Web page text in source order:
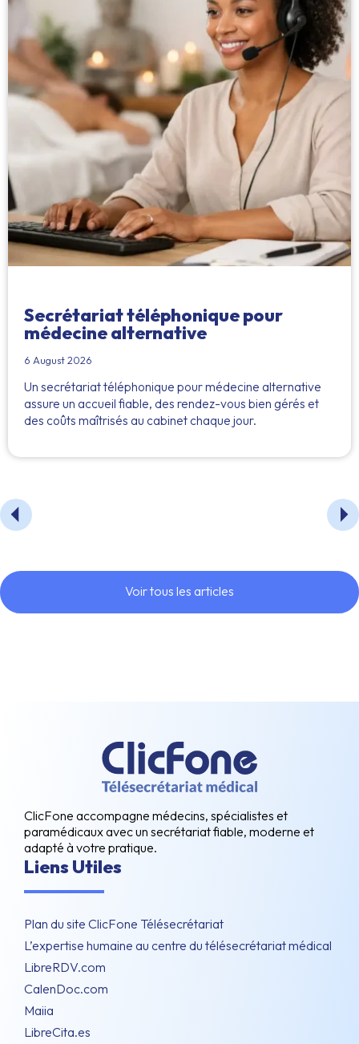
Secrétariat téléphonique pour
médecine alternative
6 August 2026
Un secrétariat téléphonique pour médecine alternative
assure un accueil fiable, des rendez-vous bien gérés et
des coûts maîtrisés au cabinet chaque jour.
Voir tous les articles
ClicFone accompagne médecins, spécialistes et
paramédicaux avec un secrétariat fiable, moderne et
adapté à votre pratique.
Liens Utiles
Plan du site ClicFone Télésecrétariat
L’expertise humaine au centre du télésecrétariat médical
LibreRDV.com
CalenDoc.com
Maiia
LibreCita.es